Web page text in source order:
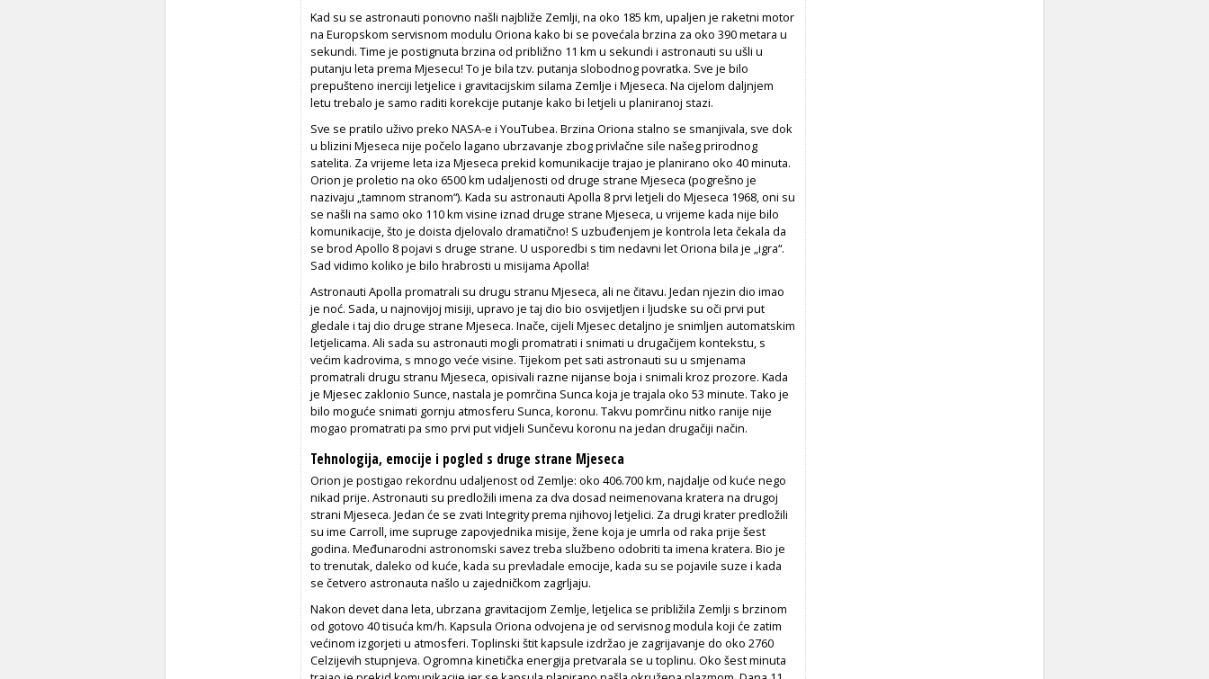
Kad su se astronauti ponovno našli najbliže Zemlji, na oko 185 km, upaljen je raketni motor
na Europskom servisnom modulu Oriona kako bi se povećala brzina za oko 390 metara u
sekundi. Time je postignuta brzina od približno 11 km u sekundi i astronauti su ušli u
putanju leta prema Mjesecu! To je bila tzv. putanja slobodnog povratka. Sve je bilo
prepušteno inerciji letjelice i gravitacijskim silama Zemlje i Mjeseca. Na cijelom daljnjem
letu trebalo je samo raditi korekcije putanje kako bi letjeli u planiranoj stazi.
Sve se pratilo uživo preko NASA-e i YouTubea. Brzina Oriona stalno se smanjivala, sve dok
u blizini Mjeseca nije počelo lagano ubrzavanje zbog privlačne sile našeg prirodnog
satelita. Za vrijeme leta iza Mjeseca prekid komunikacije trajao je planirano oko 40 minuta.
Orion je proletio na oko 6500 km udaljenosti od druge strane Mjeseca (pogrešno je
nazivaju „tamnom stranom“). Kada su astronauti Apolla 8 prvi letjeli do Mjeseca 1968, oni su
se našli na samo oko 110 km visine iznad druge strane Mjeseca, u vrijeme kada nije bilo
komunikacije, što je doista djelovalo dramatično! S uzbuđenjem je kontrola leta čekala da
se brod Apollo 8 pojavi s druge strane. U usporedbi s tim nedavni let Oriona bila je „igra“.
Sad vidimo koliko je bilo hrabrosti u misijama Apolla!
Astronauti Apolla promatrali su drugu stranu Mjeseca, ali ne čitavu. Jedan njezin dio imao
je noć. Sada, u najnovijoj misiji, upravo je taj dio bio osvijetljen i ljudske su oči prvi put
gledale i taj dio druge strane Mjeseca. Inače, cijeli Mjesec detaljno je snimljen automatskim
letjelicama. Ali sada su astronauti mogli promatrati i snimati u drugačijem kontekstu, s
većim kadrovima, s mnogo veće visine. Tijekom pet sati astronauti su u smjenama
promatrali drugu stranu Mjeseca, opisivali razne nijanse boja i snimali kroz prozore. Kada
je Mjesec zaklonio Sunce, nastala je pomrčina Sunca koja je trajala oko 53 minute. Tako je
bilo moguće snimati gornju atmosferu Sunca, koronu. Takvu pomrčinu nitko ranije nije
mogao promatrati pa smo prvi put vidjeli Sunčevu koronu na jedan drugačiji način.
Tehnologija, emocije i pogled s druge strane Mjeseca
Orion je postigao rekordnu udaljenost od Zemlje: oko 406.700 km, najdalje od kuće nego
nikad prije. Astronauti su predložili imena za dva dosad neimenovana kratera na drugoj
strani Mjeseca. Jedan će se zvati Integrity prema njihovoj letjelici. Za drugi krater predložili
su ime Carroll, ime supruge zapovjednika misije, žene koja je umrla od raka prije šest
godina. Međunarodni astronomski savez treba službeno odobriti ta imena kratera. Bio je
to trenutak, daleko od kuće, kada su prevladale emocije, kada su se pojavile suze i kada
se četvero astronauta našlo u zajedničkom zagrljaju.
Nakon devet dana leta, ubrzana gravitacijom Zemlje, letjelica se približila Zemlji s brzinom
od gotovo 40 tisuća km/h. Kapsula Oriona odvojena je od servisnog modula koji će zatim
većinom izgorjeti u atmosferi. Toplinski štit kapsule izdržao je zagrijavanje do oko 2760
Celzijevih stupnjeva. Ogromna kinetička energija pretvarala se u toplinu. Oko šest minuta